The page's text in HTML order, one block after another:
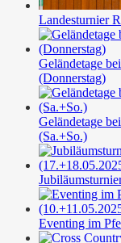
Landesturnier
Geländetage
(Donnerstag)
Geländetage
(Sa.+So.)
Eventing im